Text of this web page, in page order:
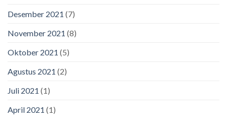
Desember 2021 (7)
November 2021 (8)
Oktober 2021 (5)
Agustus 2021 (2)
Juli 2021 (1)
April 2021 (1)